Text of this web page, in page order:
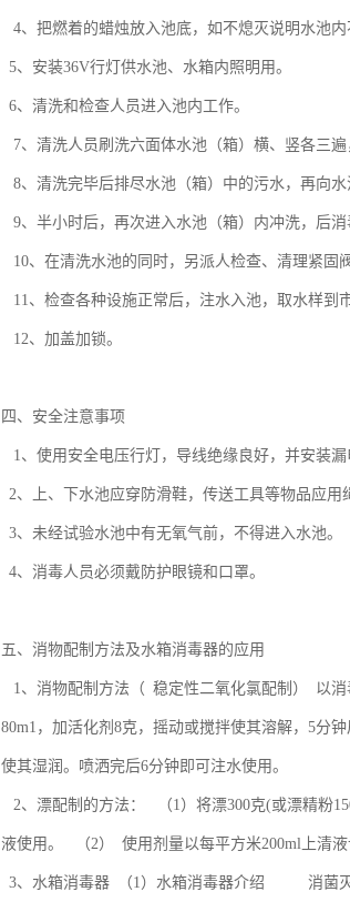
4、把燃着的蜡烛放入池底，如不熄灭说明水池内
5、安装36V行灯供水池、水箱内照明用。
6、清洗和检查人员进入池内工作。
7、清洗人员刷洗六面体水池（箱）横、竖各三
8、清洗完毕后排尽水池（箱）中的污水，再向水
9、半小时后，再次进入水池（箱）内冲洗，后
10、在清洗水池的同时，另派人检查、清理紧固
11、检查各种设施正常后，注水入池，取水样到
12、加盖加锁。
四、安全注意事项
1、使用安全电压行灯，导线绝缘良好，并安装漏
2、上、下水池应穿防滑鞋，传送工具等物品应用
3、未经试验水池中有无氧气前，不得进入水池。
4、消毒人员必须戴防护眼镜和口罩。
五、消物配制方法及水箱消毒器的应用
1、消物配制方法（ 稳定性二氧化氯配制） 以消
80m1，加活化剂8克，摇动或搅拌使其溶解，5分
使其湿润。喷洒完后6分钟即可注水使用。
2、漂配制的方法： （1）将漂300克(或漂精粉
液使用。 （2） 使用剂量以每平方米200ml上清液
3、水箱消毒器 （1）水箱消毒器介绍 消菌灭